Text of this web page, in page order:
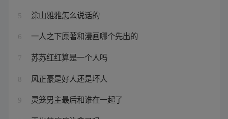
5 涂山雅雅怎么说话的
6 一人之下原著和漫画哪个先出的
7 苏苏红红算是一个人吗
8 风正豪是好人还是坏人
9 灵笼男主最后和谁在一起了